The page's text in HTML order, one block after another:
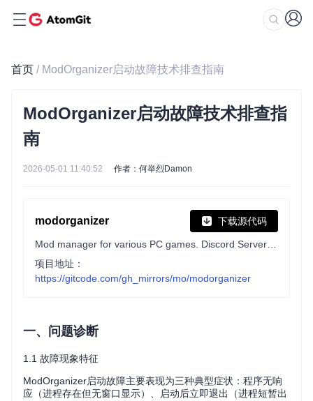
首页 / ModOrganizer启动故障技术排查指南
ModOrganizer启动故障技术排查指
南
2026-05-01 11:40:52 作者：何举烈Damon
modorganizer 下载源代码
项目地址：
https://gitcode.com/gh_mirrors/mo/modorganizer
一、问题诊断
1.1 故障现象特征
ModOrganizer启动故障主要表现为三种典型症状：程序无响
应（进程存在但无窗口显示）、启动后立即退出（进程短暂出